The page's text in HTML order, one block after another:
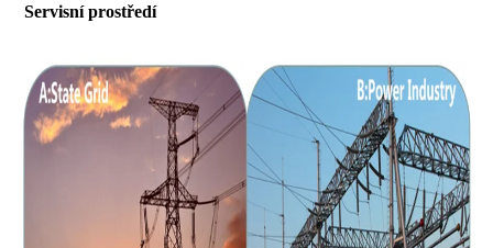
Servisní prostředí